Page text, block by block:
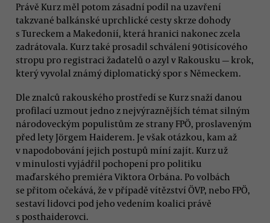
Právě Kurz měl potom zásadní podíl na uzavření
takzvané balkánské uprchlické cesty skrze dohody
s Tureckem a Makedonií, která hranici nakonec zcela
zadrátovala. Kurz také prosadil schválení 90tisícového
stropu pro registraci žadatelů o azyl v Rakousku — krok,
který vyvolal známý diplomatický spor s Německem.
Dle znalců rakouského prostředí se Kurz snaží danou
profilací uzmout jedno z nejvýraznějších témat silným
národoveckým populistům ze strany FPÖ, proslaveným
před lety Jörgem Haiderem. Je však otázkou, kam až
v napodobování jejich postupů míní zajít. Kurz už
v minulosti vyjádřil pochopení pro politiku
maďarského premiéra Viktora Orbána. Po volbách
se přitom očekává, že v případě vítězství ÖVP, nebo FPÖ,
sestaví lidovci pod jeho vedením koalici právě
s posthaiderovci.